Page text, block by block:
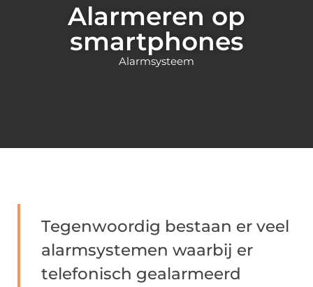
Alarmeren op
smartphones
Alarmsysteem
Tegenwoordig bestaan er veel
alarmsystemen waarbij er
telefonisch gealarmeerd